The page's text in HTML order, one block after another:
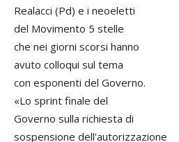
Realacci (Pd) e i neoeletti
del Movimento 5 stelle
che nei giorni scorsi hanno
avuto colloqui sul tema
con esponenti del Governo.
«Lo sprint finale del
Governo sulla richiesta di
sospensione dell'autorizzazione